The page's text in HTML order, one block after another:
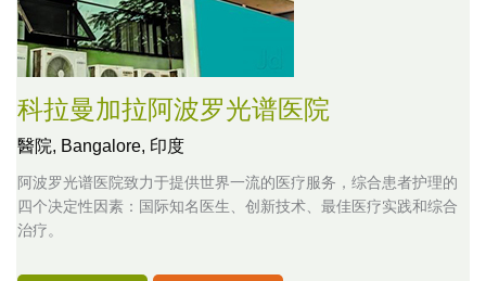
科拉曼加拉阿波罗光谱医院
醫院, Bangalore, 印度
阿波罗光谱医院致力于提供世界一流的医疗服务，综合患者护理的
四个决定性因素：国际知名医生、创新技术、最佳医疗实践和综合
治疗。